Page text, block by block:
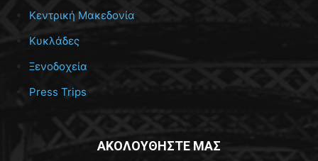
Κεντρική Μακεδονία
Κυκλάδες
Ξενοδοχεία
Press Trips
ΑΚΟΛΟΥΘΗΣΤΕ ΜΑΣ